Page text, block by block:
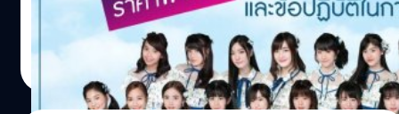
สิทธิ์ในการเลือกที่นั่งใน 2 รอบที่ได้รับเพิ่ม) เริ่มจำหน่ายบัตร
ราคาใหม่ วันที่ 25 ตุลาคม 2561 เป็นต้นไป ที่ Counter Service
/ 7-11 ทุกสาขา และ www.allticket.com หรือมาซื้อที่หน้างาน
(ตอนนี้ระบบปิดชั่วคราว ถึงวันที่ 24 ตุลาคม 2561) รับบัตร
ก่อนเริ่มโชว์ 2 ชั่วโมง ที่หน้าโรงภาพยนตร์สยามภาวลัย ชั้น 6
salinee tintumrong| 2847 days ago